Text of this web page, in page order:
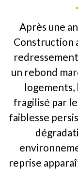
Après une
Construction
un rebond
fragilisé par
faiblesse
reprise